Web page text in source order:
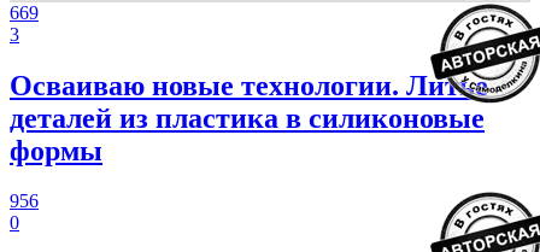
669
3
Осваиваю новые технологии. Литье
деталей из пластика в силиконовые
формы
956
0